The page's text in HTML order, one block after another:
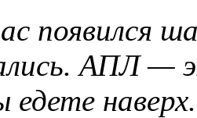
появился
АПЛ —
едете наверх.